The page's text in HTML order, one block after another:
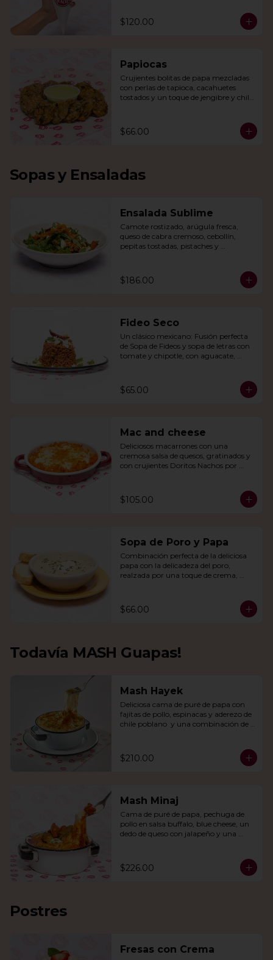
$120.00
Papiocas
Crujientes bolitas de papa mezcladas
con perlas de tapioca, cacahuetes
tostados y un toque de jengibre y chile
$66.00
Sopas y Ensaladas
Ensalada Sublime
Camote rostizado, arúgula fresca,
queso de cabra cremoso, cebollín,
pepitas tostadas, pistaches y
$186.00
Fideo Seco
Un clásico mexicano: Fusión perfecta
de Sopa de Fideos y sopa de letras con
tomate y chipotle, con aguacate,
$65.00
Mac and cheese
Deliciosos macarrones con una
cremosa salsa de quesos, gratinados y
con crujientes Doritos Nachos por
$105.00
Sopa de Poro y Papa
Combinación perfecta de la deliciosa
papa con la delicadeza del poro,
realzada por una toque de crema,
$66.00
Todavía MASH Guapas!
Mash Hayek
Deliciosa cama de puré de papa con
fajitas de pollo, espinacas y aderezo de
chile poblano  y una combinación de
$210.00
Mash Minaj
Cama de puré de papa, pechuga de
pollo en salsa buffalo, blue cheese, un
dedo de queso con jalapeño y una
$226.00
Postres
Fresas con Crema